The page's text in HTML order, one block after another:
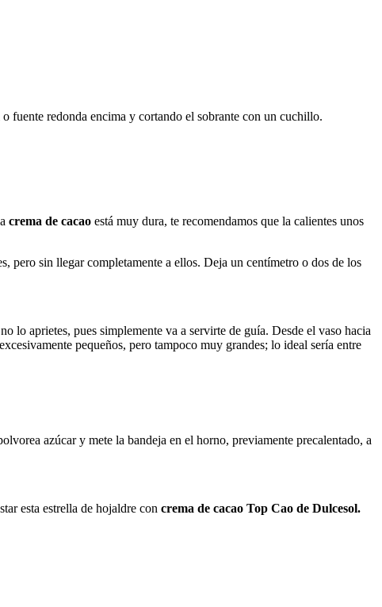
fuente redonda encima y cortando el sobrante con un cuchillo.
crema de cacao está muy dura, te recomendamos que la calientes unos
pero sin llegar completamente a ellos. Deja un centímetro o dos de los
lo aprietes, pues simplemente va a servirte de guía. Desde el vaso hacia
pequeños, pero tampoco muy grandes; lo ideal sería entre
azúcar y mete la bandeja en el horno, previamente precalentado, a
esta estrella de hojaldre con crema de cacao Top Cao de Dulcesol.